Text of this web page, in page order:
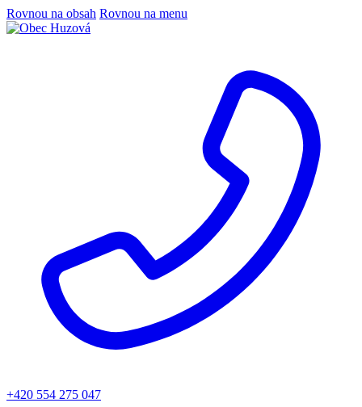
Rovnou na obsah Rovnou na menu
+420 554 275 047